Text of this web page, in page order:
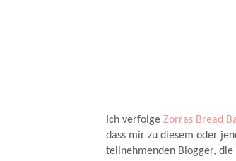
Ich verfolgeZorras Bread
dass mir zu diesem oder
teilnehmenden Blogger,